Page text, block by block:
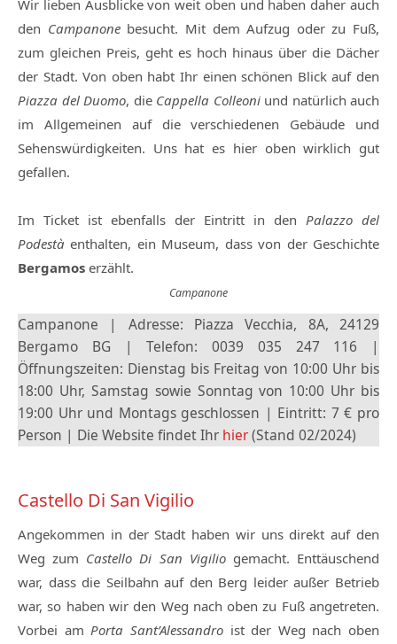
Wir lieben Ausblicke von weit oben und haben daher auch
den Campanonebesucht. Mit dem Aufzug oder zu Fuß,
zum gleichen Preis, geht es hoch hinaus über die Dächer
der Stadt. Von oben habt Ihr einen schönen Blick auf den
Piazza del Duomo, die Cappella Colleoniund natürlich auch
im Allgemeinen auf die verschiedenen Gebäude und
Sehenswürdigkeiten. Uns hat es hier oben wirklich gut
gefallen.
Im Ticket ist ebenfalls der Eintritt in den Palazzo del
Podestà enthalten, ein Museum, dass von der Geschichte
Bergamos erzählt.
Campanone
Campanone | Adresse: Piazza Vecchia, 8A, 24129
Bergamo BG | Telefon: 0039 035 247 116 |
Öffnungszeiten: Dienstag bis Freitag von 10:00 Uhr bis
18:00 Uhr, Samstag sowie Sonntag von 10:00 Uhr bis
19:00 Uhr und Montags geschlossen | Eintritt: 7 € pro
Person | Die Website findet Ihr hier(Stand 02/2024)
Castello Di San Vigilio
Angekommen in der Stadt haben wir uns direkt auf den
Weg zum Castello Di San Vigiliogemacht. Enttäuschend
war, dass die Seilbahn auf den Berg leider außer Betrieb
war, so haben wir den Weg nach oben zu Fuß angetreten.
Vorbei amPorta Sant’Alessandroist der Weg nach oben